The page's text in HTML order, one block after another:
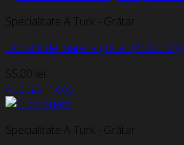
Specialitate A Turk - Grătar
Doradă de mare la grătar (450-550g)
55,00 lei
Adaugă în coș
Specialitate A Turk - Grătar